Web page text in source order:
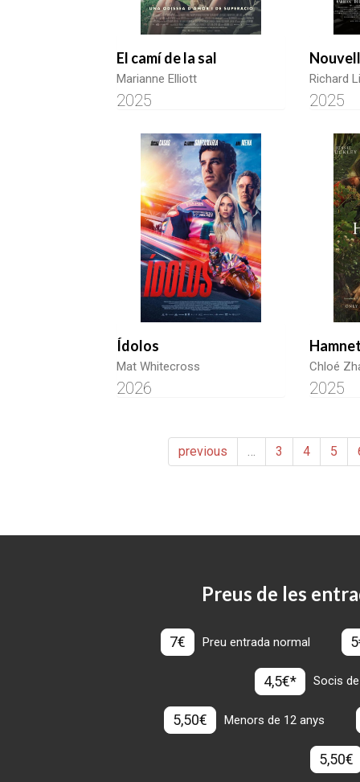
El camí de la sal
Marianne Elliott
2025
Richard
2025
Ídolos
Mat Whitecross
2026
Chloé
2025
previous … 3 4 5
Preus de les
7€ Preu entrada normal
4,5€* Socis
5,50€ Menors de 12 anys
5,50€